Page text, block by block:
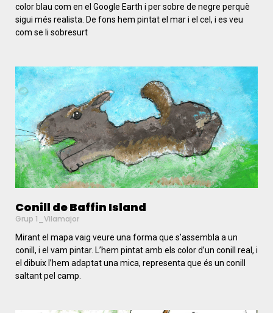
color blau com en el Google Earth i per sobre de negre perquè
sigui més realista. De fons hem pintat el mar i el cel, i es veu
com se li sobresurt
Conill de Baffin Island
Grup 1_Vilamajor
Mirant el mapa vaig veure una forma que s’assembla a un
conill, i el vam pintar. L’hem pintat amb els color d’un conill real, i
el dibuix l’hem adaptat una mica, representa que és un conill
saltant pel camp.